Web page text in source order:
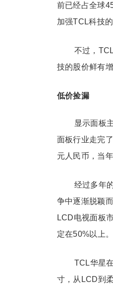
前已经占全球
加强TCL科技的
不过，
技的股价鲜有
低价捡漏
显示面板
面板行业走完
元人民币，当
经过多年
争中逐渐脱颖
LCD电视面板
定在50%以上。
TCL华星
寸，从LCD到